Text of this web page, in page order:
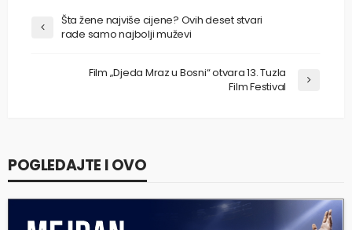
Šta žene najviše cijene? Ovih deset stvari
rade samo najbolji muževi
Film „Djeda Mraz u Bosni“ otvara 13. Tuzla
Film Festival
POGLEDAJTE I OVO